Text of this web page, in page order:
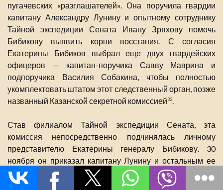
пугачевских «разглашателей». Она поручила гвардии
капитану Александру Лунину и опытному сотруднику
Тайной экспедиции Сената Ивану Зряхову помочь
Бибикову выявить корни восстания. С согласия
Екатерины Бибиков выбрал еще двух гвардейских
офицеров — капитан-поручика Савву Маврина и
подпоручика Василия Собакина, чтобы полностью
укомплектовать штатом этот следственный орган, позже
названный Казанской секретной комиссией32.
Став филиалом Тайной экспедиции Сената, эта
комиссия непосредственно подчинялась личному
представителю Екатерины генералу Бибикову. 30
ноября он приказал капитану Лунину и остальным ее
сотрудникам немедленно выехать из Казани, поручив
губернатору фон Брандту передавать пленных в руки